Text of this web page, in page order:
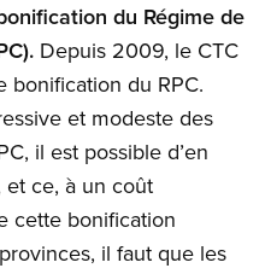
du Régime de
Depuis 2009, le CTC
bonification du RPC.
et modeste des
il est possible d’en
ce, à un coût
cette bonification
il faut que les